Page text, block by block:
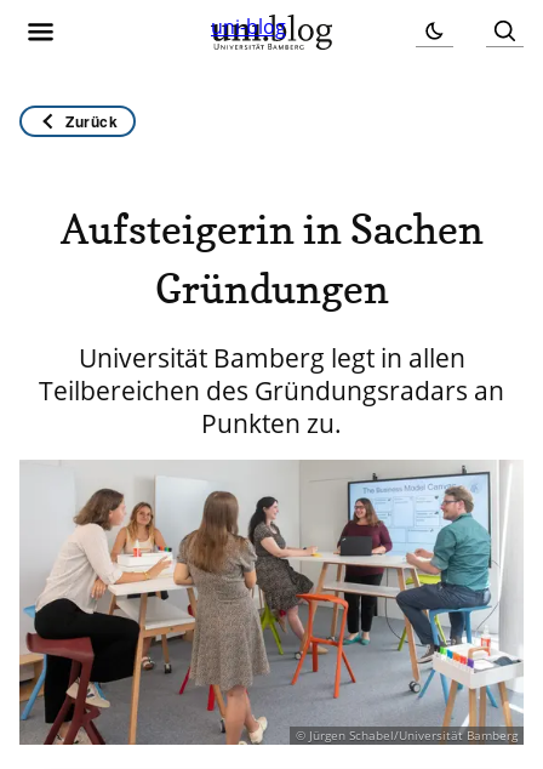
uni-blog
Zurück
Aufsteigerin in Sachen
Gründungen
Universität Bamberg legt in allen
Teilbereichen des Gründungsradars an
Punkten zu.
© Jürgen Schabel/Universität Bamberg